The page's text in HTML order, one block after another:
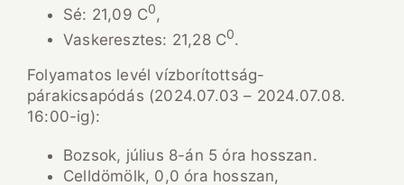
Sé: 21,09 C0,
Vaskeresztes: 21,28 C0.
Folyamatos levél vízborítottság-
párakicsapódás (2024.07.03 – 2024.07.08.
16:00-ig):
Bozsok, július 8-án 5 óra hosszan.
Celldömölk, 0,0 óra hosszan,